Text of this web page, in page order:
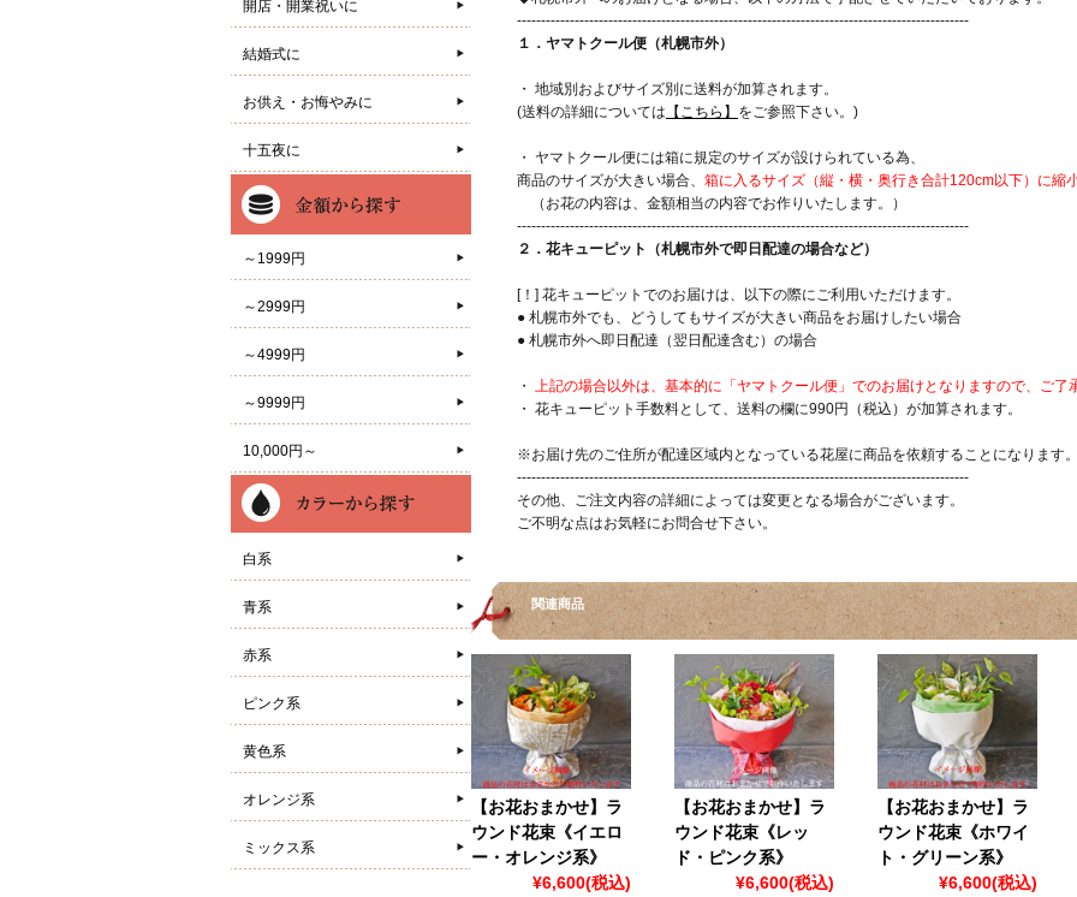
----------------------------------------------------------------------------------------------
１．ヤマトクール便（札幌市外）
・ 地域別およびサイズ別に送料が加算されます。
(送料の詳細については 【こちら】 をご参照下さい。)
・ ヤマトクール便には箱に規定のサイズが設けられている為、
商品のサイズが大きい場合、 箱に入るサイズ（縦・横・奥行き合計120cm以下）に縮
（お花の内容は、金額相当の内容でお作りいたします。）
----------------------------------------------------------------------------------------------
２．花キューピット（札幌市外で即日配達の場合など）
[！] 花キューピットでのお届けは、以下の際にご利用いただけます。
● 札幌市外でも、どうしてもサイズが大きい商品をお届けしたい場合
● 札幌市外へ即日配達（翌日配達含む）の場合
・ 上記の場合以外は、基本的に「ヤマトクール便」でのお届けとなりますので、ご了
・ 花キューピット手数料として、送料の欄に990円（税込）が加算されます。
※お届け先のご住所が配達区域内となっている花屋に商品を依頼することになります。
----------------------------------------------------------------------------------------------
その他、ご注文内容の詳細によっては変更となる場合がございます。
ご不明な点はお気軽にお問合せ下さい。
関連商品
【お花おまかせ】ラ
ウンド花束《イエロ
ー・オレンジ系》
¥6,600(税込)
【お花おまかせ】ラ
ウンド花束《レッ
ド・ピンク系》
¥6,600(税込)
【お花おまかせ】ラ
ウンド花束《ホワイ
ト・グリーン系》
¥6,600(税込)
開店・開業祝いに
結婚式に
お供え・お悔やみに
十五夜に
～1999円
～2999円
～4999円
～9999円
10,000円～
白系
青系
赤系
ピンク系
黄色系
オレンジ系
ミックス系